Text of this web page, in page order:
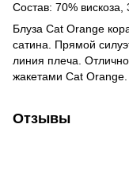
Состав: 70% вискоза,
Блуза Cat Orange
сатина. Прямой
линия плеча.
жакетами Cat Orange.
Отзывы